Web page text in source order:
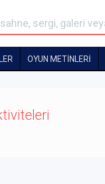
OYUN METİNLERİ